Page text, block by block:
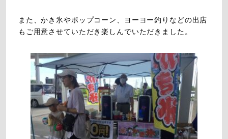
また、かき氷やポップコーン、ヨーヨー釣りなどの出店
もご用意させていただき楽しんでいただきました。